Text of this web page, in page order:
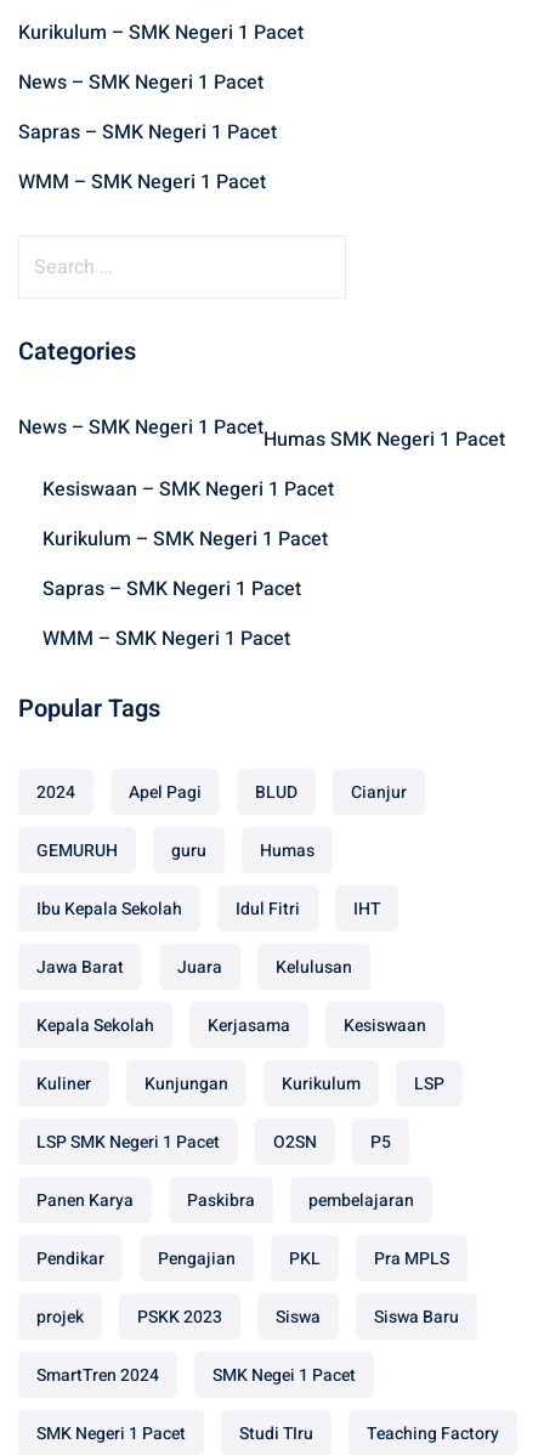
Kurikulum – SMK Negeri 1 Pacet
News – SMK Negeri 1 Pacet
Sapras – SMK Negeri 1 Pacet
WMM – SMK Negeri 1 Pacet
r
f
Categories
News – SMK Negeri 1 PacetHumas SMK Negeri 1 Pacet
Kesiswaan – SMK Negeri 1 Pacet
Kurikulum – SMK Negeri 1 Pacet
Sapras – SMK Negeri 1 Pacet
WMM – SMK Negeri 1 Pacet
Popular Tags
2024 Apel Pagi BLUD Cianjur
GEMURUH guru Humas
Ibu Kepala Sekolah Idul Fitri IHT
Jawa Barat Juara Kelulusan
Kepala Sekolah Kerjasama Kesiswaan
Kuliner Kunjungan Kurikulum LSP
LSP SMK Negeri 1 Pacet O2SN P5
Panen Karya Paskibra pembelajaran
Pendikar Pengajian PKL Pra MPLS
projek PSKK 2023 Siswa Siswa Baru
SmartTren 2024 SMK Negei 1 Pacet
SMK Negeri 1 Pacet Studi TIru Teaching Factory